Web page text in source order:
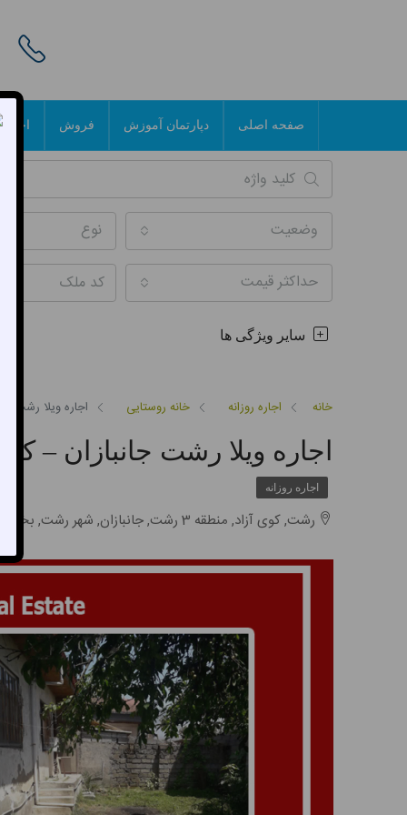
صفحه اصلی دپارتمان آموزش فروش
وضعیت نوع
حداکثر قیمت
سایر ویژگی ها
خانه اجاره روزانه خانه روستایی اجاره ویلا رشت
اجاره ویلا رشت جانبازان – کد233177
اجاره روزانه
رشت, کوی آزاد, منطقه 3 رشت, جانبازان, شهر رشت, بخش مرکزی شهرستان رشت, شهرستان رشت, استان گیلان, ایران